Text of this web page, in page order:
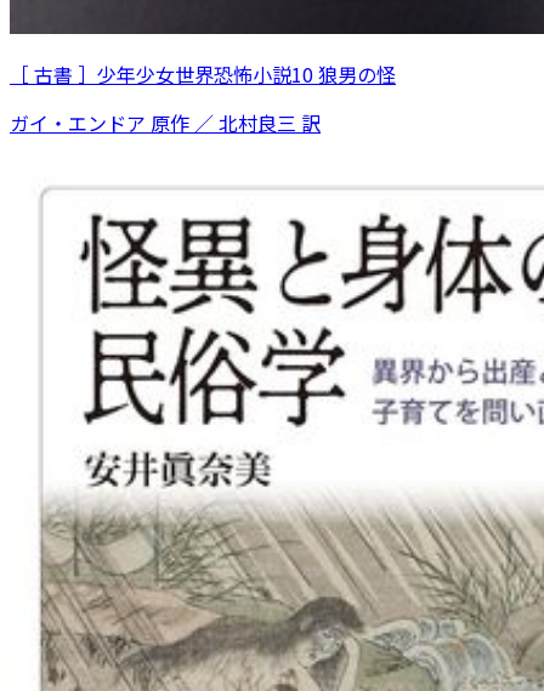
［ 古書 ］少年少女世界恐怖小説10 狼男の怪
ガイ・エンドア 原作 ／ 北村良三 訳